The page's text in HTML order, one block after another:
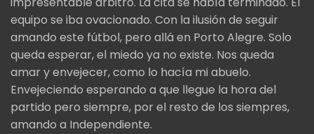
equipo se iba ovacionado. Con la ilusión de seguir
amando este fútbol, pero allá en Porto Alegre. Solo
queda esperar, el miedo ya no existe. Nos queda
amar y envejecer, como lo hacía mi abuelo.
Envejeciendo esperando a que llegue la hora del
partido pero siempre, por el resto de los siempres,
amando a Independiente.